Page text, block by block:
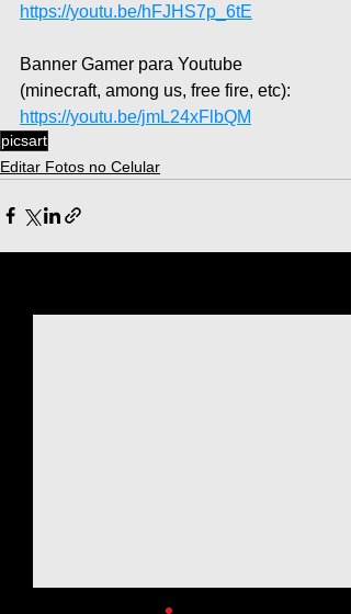
https://youtu.be/hFJHS7p_6tE
Banner Gamer para Youtube
(minecraft, among us, free fire, etc):
https://youtu.be/jmL24xFlbQM
picsart
Editar Fotos no Celular